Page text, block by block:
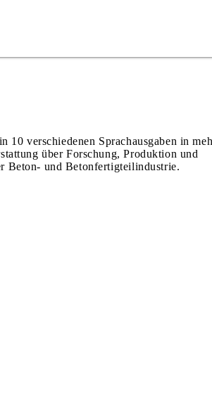
verschiedenen Sprachausgaben in
über Forschung, Produktion und
Beton- und Betonfertigteilindustrie.